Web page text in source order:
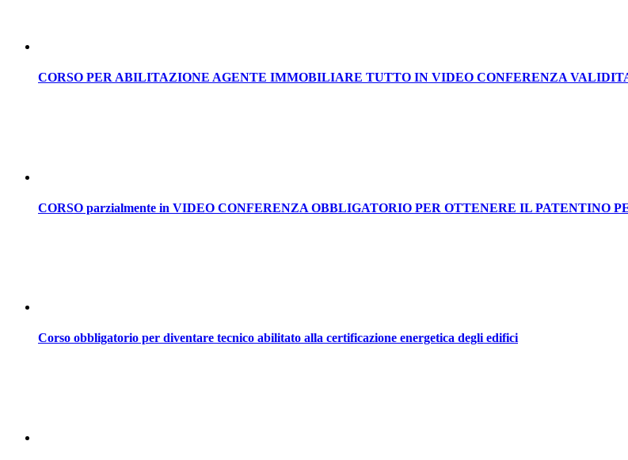
CORSO PER ABILITAZIONE AGENTE IMMOBILIARE TUTTO IN VIDEO CONFERENZA
CORSO parzialmente in VIDEO CONFERENZA OBBLIGATORIO PER OTTENERE IL PATENTINO
Corso obbligatorio per diventare tecnico abilitato alla certificazione energetica degli edifici